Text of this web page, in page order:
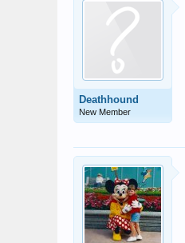
Deathhound
New Member